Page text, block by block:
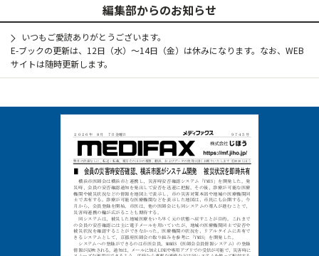
編集部からのお知らせ
いつもご愛読ありがとうございます。
E-ブックの更新は、12日（水）～14日（金）は休みになります。なお、WEB
サイトは随時更新します。